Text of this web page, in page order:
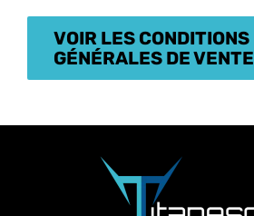
VOIR LES CONDITIONS
GÉNÉRALES DE VENTE